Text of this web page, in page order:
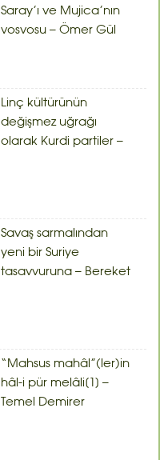
Saray’ı ve Mujica’nın
vosvosu – Ömer Gül
Linç kültürünün
değişmez uğrağı
olarak Kurdi partiler –
Savaş sarmalından
yeni bir Suriye
tasavvuruna – Bereket
“Mahsus mahâl”(ler)in
hâl-i pür melâli[1] –
Temel Demirer